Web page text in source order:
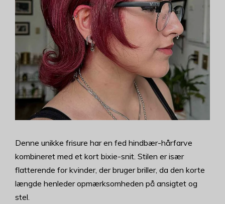
Denne unikke frisure har en fed hindbær-hårfarve
kombineret med et kort bixie-snit. Stilen er især
flatterende for kvinder, der bruger briller, da den korte
længde henleder opmærksomheden på ansigtet og
stel.